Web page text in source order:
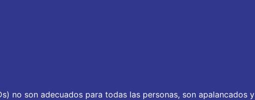
no son adecuados para todas las personas, son apalancados y